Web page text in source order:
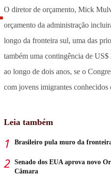
O diretor de orçamento, Mick
orçamento da administração
longo da fronteira sul, uma das
também uma contingência de
ao longo de dois anos, se o
com jovens imigrantes conhecidos
Leia também
Brasileiro pula muro da
Senado dos EUA aprova novo
Câmara